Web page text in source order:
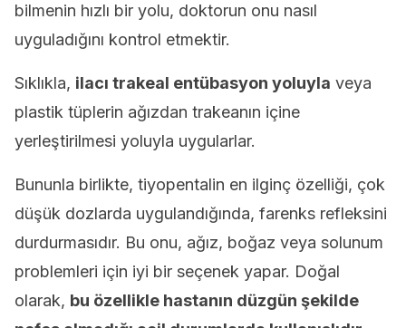
bilmenin hızlı bir yolu, doktorun onu nasıl
uyguladığını kontrol etmektir.
Sıklıkla, ilacı trakeal entübasyon yoluyla veya
plastik tüplerin ağızdan trakeanın içine
yerleştirilmesi yoluyla uygularlar.
Bununla birlikte, tiyopentalin en ilginç özelliği, çok
düşük dozlarda uygulandığında, farenks refleksini
durdurmasıdır. Bu onu, ağız, boğaz veya solunum
problemleri için iyi bir seçenek yapar. Doğal
olarak, bu özellikle hastanın düzgün şekilde